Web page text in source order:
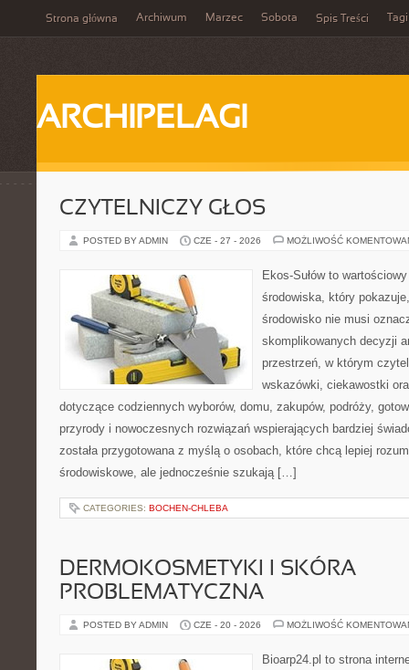
Strona główna Archiwum Marzec Sobota Spis Treści Tagi
ARCHIPELAGI
CZYTELNICZY GŁOS
POSTED BY ADMIN CZE - 27 - 2026 MOŻLIWOŚĆ
Ekos-Sułów to
środowiska, który
środowisko nie musi
skomplikowanych decyzji
przestrzeń, w którym
wskazówki, ciekawostki
dotyczące codziennych wyborów, domu, zakupów, podróży,
przyrody i nowoczesnych rozwiązań wspierających bardziej
została przygotowana z myślą o osobach, które chcą lepiej
środowiskowe, ale jednocześnie szukają […]
CATEGORIES: BOCHEN-CHLEBA
DERMOKOSMETYKI I SKÓRA
PROBLEMATYCZNA
POSTED BY ADMIN CZE - 20 - 2026 MOŻLIWOŚĆ
Bioarp24.pl to strona